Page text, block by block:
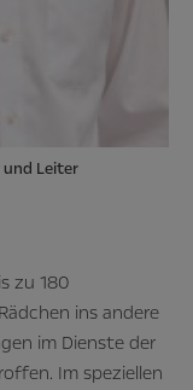
und Leiter
zu 180
ins andere
im Dienste der
Im speziellen